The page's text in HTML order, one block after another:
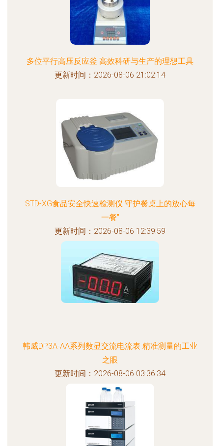
多位平行高压反应釜 高效科研与生产的理想工具
更新时间：2026-08-06 21:02:14
STD-XG食品安全快速检测仪 守护餐桌上的放心每
一餐"
更新时间：2026-08-06 12:39:59
韩威DP3A-AA系列数显交流电流表 精准测量的工业
之眼
更新时间：2026-08-06 03:36:34